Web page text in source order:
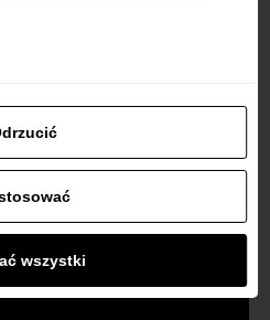
Śladami Harry’ego Pottera:
wszystki